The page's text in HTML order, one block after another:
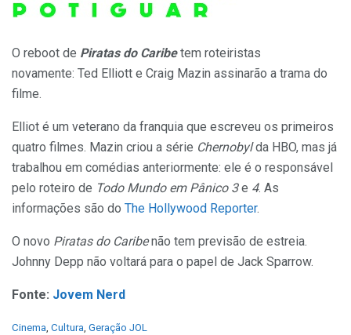
O reboot de Piratas do Caribetem roteiristas
novamente: Ted Elliott e Craig Mazin assinarão a trama do
filme.
Elliot é um veterano da franquia que escreveu os primeiros
quatro filmes. Mazin criou a série Chernobylda HBO, mas já
trabalhou em comédias anteriormente: ele é o responsável
pelo roteiro de Todo Mundo em Pânico 3e 4. As
informações são do The Hollywood Reporter.
O novo Piratas do Caribenão tem previsão de estreia.
Johnny Depp não voltará para o papel de Jack Sparrow.
Fonte: Jovem Nerd
C
Cinema, Cultura, Geração JOL